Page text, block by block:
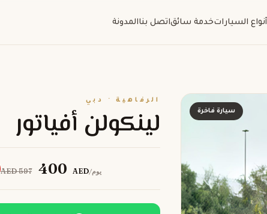
أنواع السياراتخدمة سائقاتصل بناالمدونة
سيارة فاخرة
الرفاهية · دبي
لينكولن أفياتور
AED 597 400 AED /يوم